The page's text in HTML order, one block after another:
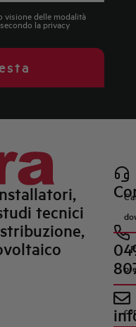
visione delle modalità
la privacy
tecnici